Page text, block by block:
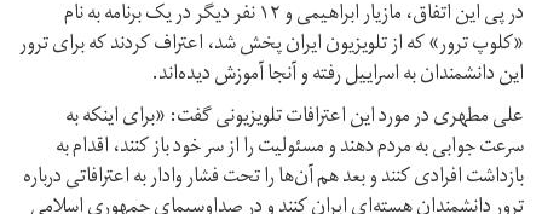
در پی این اتفاق، مازیار ابراهیمی و ۱۲ نفر دیگر در یک برنامه به نام
«کلوپ ترور» که از تلویزیون ایران پخش شد، اعتراف کردند که برای ترور
این دانشمندان به اسراییل رفته و آنجا آموزش دیده‌اند.
علی مطهری در مورد این اعترافات تلویزیونی گفت:‌ «برای اینکه به
سرعت جوابی به مردم دهند و مسئولیت را از سر خود باز کنند، اقدام به
بازداشت افرادی کنند و بعد هم آن‌ها را تحت فشار وادار به اعترافاتی درباره